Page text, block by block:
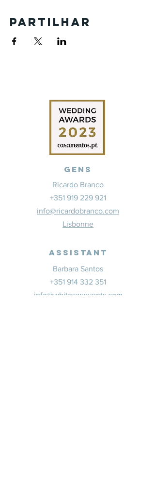
Partilhar
Gens
Ricardo Branco
+351 919 229 921
info@ricardobranco.com
Lisbonne
Assistant
Barbara Santos
+351 914 332 351
info@whitesaxevents.com